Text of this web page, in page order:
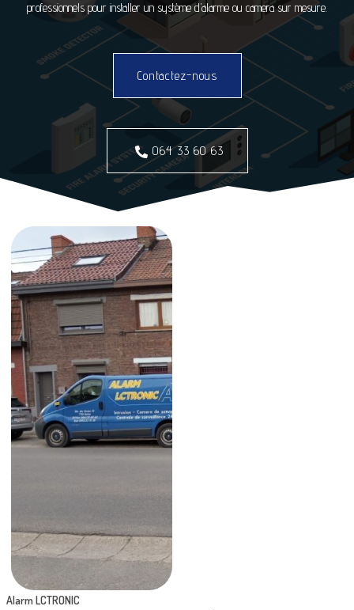
professionnels pour installer un système d’alarme ou camera sur mesure.
Contactez-nous
064 33 60 63
Alarm LCTRONIC